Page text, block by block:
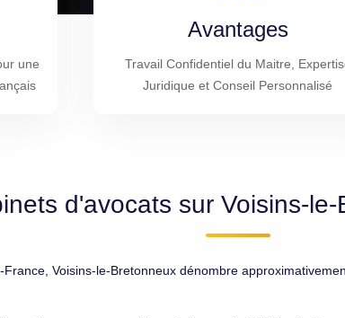
une
Avantages
Travail Confidentiel du Maitre,
Juridique et Conseil Personnalisé
d'avocats sur Voisins-
Voisins-le-Bretonneux dénombre